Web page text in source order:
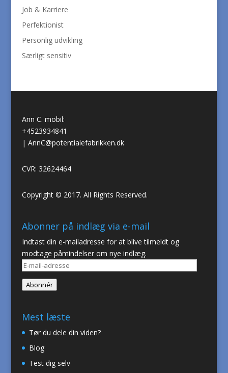
Job & Karriere
Perfektionist
Personlig udvikling
Særligt sensitiv
Ann C. mobil:
+4523934841
| AnnC@potentialefabrikken.dk
CVR: 32624464
Copyright © 2017. All Rights Reserved.
Abonner på indlæg via e-mail
Indtast din e-mailadresse for at blive tilmeldt og
modtage påmindelser om nye indlæg.
E-
mail-
adresse
Abonnér
Mest læste
Tør du dele din viden?
Blog
Test dig selv